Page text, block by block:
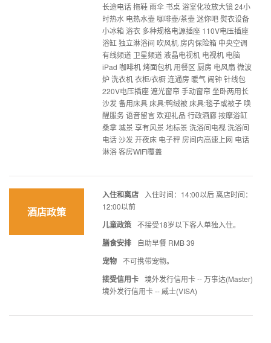
长途电话 拖鞋 雨伞 书桌 浴室化妆放大镜 24小
时热水 电热水壶 咖啡壶/茶壶 迷你吧 熨衣设备
小冰箱 浴衣 多种规格电源插座 110V电压插座
浴缸 独立淋浴间 吹风机 房内保险箱 中央空调
有线频道 卫星频道 液晶电视机 电视机 电脑
iPad 咖啡机 烤面包机 用餐区 厨房 电风扇 微波
炉 洗衣机 衣柜/衣橱 连通房 暖气 闹钟 针线包
220V电压插座 遮光窗帘 手动窗帘 坐卧两用长
沙发 备用床具 床具:鸭绒被 床具:毯子或被子 唤
醒服务 语音留言 欢迎礼品 行政酒廊 按摩浴缸
桑拿 城景 享有风景 地标景 洗浴间电视 洗浴间
电话 沙发 开夜床 电子秤 房间内高速上网 电话
淋浴 客房WIFI覆盖
酒店政策
入住和离店
入住时间：14:00以后 离店时间：
12:00以前
儿童政策 不接受18岁以下客人单独入住。
膳食安排 自助早餐 RMB 39
宠物 不可携带宠物。
接受信用卡 境外发行信用卡 -- 万事达(Master)
境外发行信用卡 -- 威士(VISA)